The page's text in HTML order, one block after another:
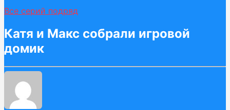
Все серий подряд
Катя и Макс собрали игровой
домик